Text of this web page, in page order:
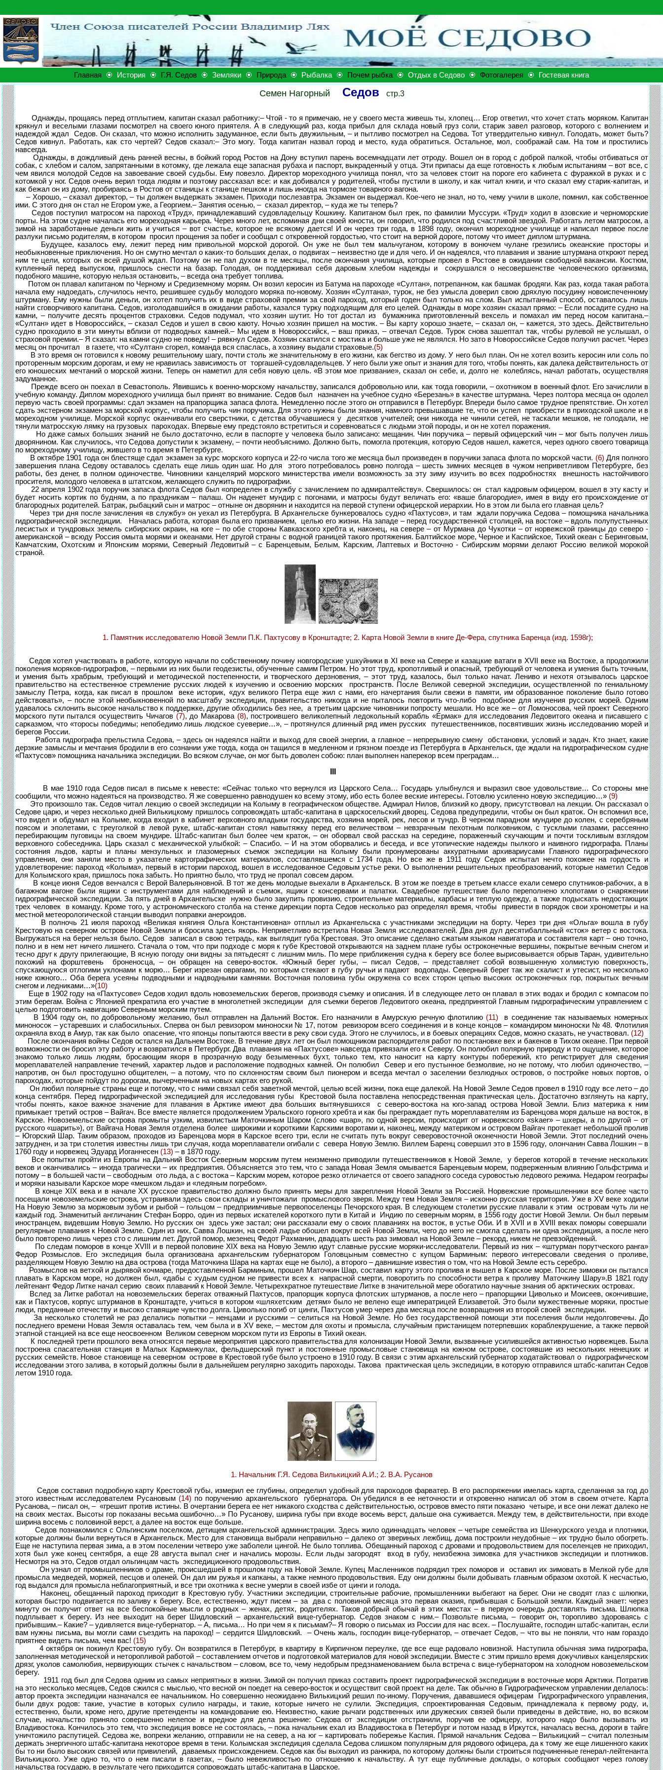
Главная История Г.Я. Седов Земляки Природа Рыбалка Почем рыбка Отдых в Седово Фотогалерея Гостевая книга
Семен Нагорный Седов стр.3
Однажды, прощаясь перед отплытием, капитан сказал работнику:– Чтой - то я примечаю, не у своего места живешь ты, хлопец… Егор ответил, что хочет стать моряком. Капитан
крякнул и веселыми глазами посмотрел на своего юного приятеля. А в следующий раз, когда прибыл для склада новый груз соли, старик завел разговор, которого с волнением и
надеждой ждал Седов. Он сказал, что можно исполнить задуманное, если быть двужильным, – и пытливо посмотрел на Седова. Тот утвердительно кивнул. Голодать, может быть?
Седов кивнул. Работать, как сто чертей? Седов сказал:– Это могу. Тогда капитан назвал город и место, куда обратиться. Остальное, мол, соображай сам. На том и простились
навсегда.
Однажды, в дождливый день ранней весны, в бойкий город Ростов на Дону вступил парень восемнадцати лет отроду. Вошел он в город с доброй палкой, чтобы отбиваться от
собак, с хлебом и салом, запрятанными в котомку, где лежала еще запасная рубаха и паспорт, выкраденный у отца. Эти припасы да еще готовность к любым испытаниям – вот все, с
чем явился молодой Седов на завоевание своей судьбы. Ему повезло. Директор мореходного училища понял, что за человек стоит на пороге его кабинета с фуражкой в руках и с
котомкой у ног. Седов очень верил тогда людям и поэтому рассказал все: и как добивался у родителей, чтобы пустили в школу, и как читал книги, и что сказал ему старик-капитан, и
как бежал он из дому, пробираясь в Ростов от станицы к станице пешком и лишь иногда на тормозе товарного вагона.
– Хорошо, – сказал директор, – ты должен выдержать экзамен. Приходи послезавтра. Экзамен он выдержал. Кое-чего не знал, но то, чему учили в школе, помнил, как собственное
ими. С этого дня он стал не Егором уже, а Георгием.– Занятия осенью, – сказал директор, – куда же ты теперь?
Седов поступил матросом на пароход «Труд», принадлежавший судовладельцу Кошкину. Капитаном был грек, по фамилии Муссури. «Труд» ходил в азовские и черноморские
порты. На этом судне началась его мореходная карьера. Через много лет, вспоминая дни своей юности, он говорил, что родился под счастливой звездой. Работать летом матросом, а
зимой на заработанные деньги жить и учиться – вот счастье, которое не всякому дается! И он через три года, в 1898 году, окончил мореходное училище и написал первое после
разлуки письмо родителям, в котором просил прощения за побег и сообщал с откровенной гордостью, что стоит на верной дороге, потому что имеет диплом штурмана.
Будущее, казалось ему, лежит перед ним привольной морской дорогой. Он уже не был тем мальчуганом, которому в вонючем чулане грезились океанские просторы и
необыкновенные приключения. Но он смутно мечтал о каких-то больших делах, о подвигах – неизвестно где и для чего. И он надеялся, что плавания и звание штурмана откроют перед
ним те цели, которых он всей душой ждал. Поэтому он не пал духом в те месяцы, после окончания училища, которые провел в Ростове в ожидании свободной вакансии. Костюм,
купленный перед выпуском, пришлось снести на базар. Голодая, он поддерживал себя даровым хлебом надежды и сокрушался о несовершенстве человеческого организма,
подобного машине, которую нельзя остановить, – всегда она требует топлива.
Потом он плавал капитаном по Черному и Средиземному морям. Он возил керосин из Батума на пароходе «Султан», потрепанном, как башмак бродяги. Как раз, когда такая работа
начала ему надоедать, случилось нечто, решившее судьбу молодого моряка по-новому. Хозяин «Султана», турок, не без умысла доверил свою дряхлую посудину новоиспеченному
штурману. Ему нужны были деньги, он хотел получить их в виде страховой премии за свой пароход, который годен был только на слом. Выл испытанный способ, оставалось лишь
найти сговорчивого капитана. Седов, изголодавшийся в ожидании работы, казался турку подходящим для его целей. Однажды в море хозяин сказал прямо: – Если посадите судно на
камни, – получите десять процентов страховки. Седов подумал, что хозяин шутит. Но тот достал из бумажника приготовленный вексель и помахал им перед носом капитана.–
«Султан» идет в Новороссийск, – сказал Седов и ушел в свою каюту. Ночью хозяин пришел на мостик. – Вы карту хорошо знаете, – сказал он, – кажется, это здесь. Действительно
судно проходило в эти минуты вблизи от подводных камней.– Мы идем в Новороссийск, – ваш приказ, – отвечал Седов. Турок снова зашептал так, чтобы рулевой не услышал, о
страховой премии.– Я сказал: на камни судно не поведу! – рявкнул Седов. Хозяин скатился с мостика и больше уже не являлся. Но зато в Новороссийске Седов получил расчет. Через
месяц он прочитал в газете, что «Султан» сгорел, команда вся спаслась, а хозяину выдали страховые.(5)
В это время он готовился к новому решительному шагу, почти столь же значительному в его жизни, как бегство из дому. У него был план. Он не хотел возить керосин или соль по
проторенным морским дорогам, и ему не нравилась зависимость от торгашей-судовладельцев. У него были уже опыт и знания для того, чтобы понять, как далека действительность от
его юношеских мечтаний о морской жизни. Теперь он наметил для себя новую цель. «В этом мое призвание», сказал он себе, и, долго не колеблясь, начал работать, осуществляя
задуманное.
Прежде всего он поехал в Севастополь. Явившись к военно-морскому начальству, записался добровольно или, как тогда говорили, – охотником в военный флот. Его зачислили в
учебную команду. Диплом мореходного училища был принят во внимание. Седов был назначен на учебное судно «Березань» в качестве штурмана. Через полтора месяца он одолел
первую часть своей программы: сдал экзамен на прапорщика запаса флота. Немедленно после этого он отправился в Петербург. Впереди было самое трудное препятствие. Он хотел
сдать экстерном экзамен за морской корпус, чтобы получить чин поручика. Для этого нужны были знания, намного превышавшие те, что он успел приобрести в приходской школе и в
мореходном училище. Морской корпус оканчивали его сверстники, с детства обучавшиеся у десятков учителей; они никогда не чинили сетей, не таскали мешков, не голодали, не
тянули матросскую лямку на грузовых пароходах. Впервые ему предстояло встретиться и соревноваться с людьми этой породы, и он не хотел поражения.
Но даже самых больших знаний не было достаточно, если в паспорте у человека было записано: мещанин. Чин поручика – первый офицерский чин – мог быть получен лишь
дворянином. Как случилось, что Седова допустили к экзамену, – почти необъяснимо. Должно быть, помогла протекция, которую Седов нашел, кажется, через одного своего товарища
по мореходному училищу, жившего в то время в Петербурге.
В октябре 1901 года он блестяще сдал экзамен за курс морского корпуса и 22-го числа того же месяца был произведен в поручики запаса флота по морской части. (6) Для полного
завершения плана Седову оставалось сделать еще лишь один шаг. Но для этого потребовалось ровно полгода – шесть зимних месяцев в чужом неприветливом Петербурге, без
работы, без денег, в полном одиночестве. Чиновники канцелярий морского министерства имели возможность за эту зиму изучить во всех подробностях внешность настойчивого
просителя, молодого человека в штатском, желающего служить по гидрографии.
22 апреля 1902 года поручик запаса флота Седов был «определен в службу с зачислением по адмиралтейству». Свершилось: он стал кадровым офицером, вошел в эту касту и
будет носить кортик по будням, а по праздникам – палаш. Он наденет мундир с погонами, и матросы будут величать его: «ваше благородие», имея в виду его происхождение от
благородных родителей. Батрак, рыбацкий сын и матрос – отныне он дворянин и находится на первой ступени офицерской иерархии. Но в этом ли была его главная цель?
Через три дня после зачисления «в службу» он уехал из Петербурга. В Архангельске бункеровалось судно «Пахтусов», и там ждали поручика Седова – помощника начальника
гидрографической экспедиции. Началась работа, которая была его призванием, целью его жизни. На западе – перед государственной столицей, на востоке – вдоль полупустынных
лесистых и тундровых земель сибирских окраин, на юге – по обе стороны Кавказского хребта и, наконец, на севере – от Мурмана до Чукотки – от норвежской границы до северо -
американской – всюду Россия омыта морями и океанами. Нет другой страны с водной границей такого протяжения. Балтийское море, Черное и Каспийское, Тихий океан с Беринговым,
Камчатским, Охотским и Японским морями, Северный Ледовитый – с Баренцевым, Белым, Карским, Лаптевых и Восточно - Сибирским морями делают Россию великой морокой
страной.
1. Памятник исследователю Новой Земли П.К. Пахтусову в Кронштадте; 2. Карта Новой Земли в книге Де-Фера, спутника Баренца (изд. 1598г);
Седов хотел участвовать в работе, которую начали по собственному почину новгородские ушкуйники в XI веке на Севере и казацкие ватаги в XVII веке на Востоке, а продолжили
поколения моряков-гидрографов, – первыми из них были геодезисты, обученные самим Петром. Но этот труд, кропотливый и опасный, требующий от человека и умения быть точным,
и умения быть храбрым, требующий и методической постепенности, и творческого дерзновения, – этот труд, казалось, был только начат. Лениво и нехотя отзывалось царское
правительство на естественное стремление русских людей к изучению и освоению морских пространств. После Великой северной экспедиции, осуществленной по гениальному
замыслу Петра, когда, как писал в прошлом веке историк, «дух великого Петра еще жил с нами, его начертания были свежи в памяти, им образованное поколение было готово
действовать», – после этой необыкновенной по масштабу экспедиции, правительство никогда и не пыталось повторить что-либо подобное для изучения русских морей. Одним
удавалось склонить высокое начальство к поддержке, другие обходились без нее, а третьим царские чиновники попросту мешали. Но все же – от Ломоносова, чей проект Северного
морского пути пытался осуществить Чичагов (7), до Макарова (8), построившего великолепный ледокольный корабль «Ермак» для исследования Ледовитого океана и писавшего с
сарказмом, что «торосы победимы; непобедимо лишь людское суеверие…», – протянулся длинный ряд имен русских путешественников, посвятивших жизнь исследованию морей и
берегов России.
Работа гидрографа прельстила Седова, – здесь он надеялся найти и выход для своей энергии, а главное – непрерывную смену обстановки, условий и задач. Кто знает, какие
дерзкие замыслы и мечтания бродили в его сознании уже тогда, когда он тащился в медленном и грязном поезде из Петербурга в Архангельск, где ждали на гидрографическом судне
«Пахтусов» помощника начальника экспедиции. Во всяком случае, он мог быть доволен собою: план выполнен наперекор всем преградам…
В мае 1910 года Седов писал в письме к невесте: «Сейчас только что вернулся из Царского Села… Государь улыбнулся и выразил свое удовольствие… Со стороны мне
сообщили, что можно надеяться на производство. Я же совершенно равнодушен ко всему этому, ибо есть более веские интересы. Готовлю усиленно новую экспедицию…» (9)
Это произошло так. Седов читал лекцию о своей экспедиции на Колыму в географическом обществе. Адмирал Нилов, близкий ко двору, присутствовал на лекции. Он рассказал о
Седове царю, и через несколько дней Вилькицкому пришлось сопровождать штабс-капитана в царскосельский дворец. Седова предупредили, чтобы он был краток. Он вспомнил все,
что видел и обдумал на Колыме, когда входил в кабинет верховного владыки государства, хозяина морей, рек, лесов и тундр. В черном парадном мундире до колен, с серебряным
поясом и эполетами, с треуголкой в левой руке, штабс-капитан стоял навытяжку перед его величеством – невзрачным пехотным полковником, с тусклыми глазами, рассеянно
перебирающим пуговицы на своем мундире. Штабс-капитан был более чем краток, – он оборвал свой рассказ на середине, пораженный скучающим и почти тоскливым взглядом
верховного собеседника. Царь сказал с механической улыбкой: – Спасибо. – И на этом оборвались и беседа, и все утопические надежды пылкого и наивного гидрографа. Планы
состояния льдов, карты и планы мензульных и глазомерных съемок экспедиции на Колыму были пронумерованы аккуратными архивариусами Главного гидрографического
управления, они заняли место в указателе картографических материалов, составлявшемся с 1734 года. Но все же в 1911 году Седов испытал нечто похожее на гордость и
удовлетворение: пароход «Колыма», первый в истории пароход, вошел в исследованное Седовым устье реки. О выполнении решительных преобразований, которые наметил Седов
для Колымского края, пришлось пока забыть. Но приятно было, что труд не пропал совсем даром.
В конце июня Седов венчался с Верой Валерьяновной. В тот же день молодые выехали в Архангельск. В этом же поезде в третьем классе ехали семеро спутников-рабочих, а в
багажном вагоне были ящики с инструментами для наблюдений и съемок, ящики с консервами и палатки. Свадебное путешествие было переполнено хлопотами о снаряжении
гидрографической экспедиции. За пять дней в Архангельске нужно было закупить провизию, строительные материалы, карбасы и теплую одежду, а также подыскать недостающих
трех человек в команду. Кроме того, у астрономического столба на стенке дирекции порта Седов несколько раз определял время, чтобы привести в порядок свои хронометры и на
местной метеорологической станции выводил поправки анероидов.
В полночь 21 июля пароход «Великая княгиня Ольга Константиновна» отплыл из Архангельска с участниками экспедиции на борту. Через три дня «Ольга» вошла в губу
Крестовую на северном острове Новой Земли и бросила здесь якорь. Неприветливо встретила Новая Земля исследователей. Два дня дул десятибалльный «сток» ветер с востока.
Выгружаться на берег нельзя было. Седов записал в свою тетрадь, как выглядит губа Крестовая. Это описание сделано сжатым языком навигатора и составителя карт – оно точно,
полно и в нем нет ничего лишнего. Стачала о том, что при подходе с моря к губе Крестовой открываются на заднем плане губы остроконечные вершины, покрытые вечным снегом и
тесно друг к другу прилегающие, В ясную погоду они видны за пятьдесят с лишним миль. По мере приближения судна к берегу все более вырисовывается обрыв Таран, удивительно
похожий на форштевень броненосца, – он обращен на северо-восток. «Южный берег губы, – писал Седов, – представляет собой возвышенную холмистую поверхность,
спускающуюся отлогими уклонами к морю… Берег изрезан оврагами, по которым стекают в губу ручьи и падают водопады. Северный берег так же скалист и утесист, но несколько
ниже южного… Оба берега усеяны подводными и надводными камнями. Восточная половина губы окружена со всех сторон цепью высоких остроконечных гор, покрытых вечным
снегом и ледниками…»(10)
Еще в 1902 году на «Пахтусове» Седов ходил вдоль новоземельских берегов, производя съемку и описания. И в следующее лето он плавал в этих водах и бродил с компасом по
этим берегам. Война с Японией прекратила его участие в многолетней экспедиции для съемки берегов Ледовитого океана, предпринятой Главным гидрографическим управлением с
целью подготовить навигацию Северным морским путем.
В 1904 году он, по добровольному желанию, был отправлен на Дальний Восток. Его назначили в Амурскую речную флотилию (11)
в соединение так называемых номерных
миноносок – устаревших и слабосильных. Сперва он был ревизором миноноски № 17, потом ревизором всего соединения и в конце концов – командиром миноноски № 48. Флотилия
охраняла вход в Амур, так как было опасение, что японцы попытаются ввести в реку свои суда. Этого не случилось, и в боевых операциях Седов, можно сказать, не участвовал. (12)
После окончания войны Седов остался на Дальнем Востоке. В течение двух лет он был помощником распорядителя работ по постановке вех и бакенов в Тихом океане. При первой
возможности он бросил эту работу и возвратился в Петербург. Два плавания на «Пахтусове» навсегда привязали его к Северу. Он полюбил полярную природу и то ощущение, которое
знакомо только лишь людям, бросающим якоря в прозрачную воду безыменных бухт, только тем, кто наносит на карту контуры побережий, кто регистрирует для сведения
мореплавателей направление течений, характер льдов и расположение подводных камней. Он полюбил Север и его пустынное безмолвие, но не потому, что любил одиночество, –
напротив, он был простодушно общителен, – а потому, что по склонностям своим был пионером и всегда мечтал о заселении безлюдных островов, о постройке новых портов, о
пароходах, которые пойдут по дорогам, вычерченным на новых картах его рукой.
Он любил полярные страны еще и потому, что с ними связал себя заветной мечтой, целью всей жизни, пока еще далекой. На Новой Земле Седов провел в 1910 году все лето – до
конца сентября. Перед гидрографической экспедицией для исследования губы Крестовой была поставлена непосредственная практическая цель. Достаточно взглянуть на карту,
чтобы понять, какое важное значение для плавания в Арктике имеют два больших вытянувшихся с северо-востока на юго-запад острова Новой Земли. Близ материка к ним
примыкает третий остров – Вайгач. Все вместе является продолжением Уральского горного хребта и как бы преграждает путь мореплавателям из Баренцова моря дальше на восток, в
Карское. Новоземельские острова промыты узким, извилистым Маточкиным Шаром (слово «шар», по одной версии, происходит от норвежского «skaer» – шхеры, а по другой – от
русского «шарить»), от Вайгача Новая Земля отделена более широкими и короткими Карскими воротами и, наконец, между материком и островом Вайгач протекает небольшой пролив
– Югорский Шар. Таким образом, проходов из Баренцова моря в Карское всего три, если не считать путь вокруг северовосточной оконечности Новой Земли. Этот последний очень
затруднен, и за три столетия известны лишь три случая, когда мореплаватели огибали с севера Новую Землю. Виллем Баренц совершил это в 1596 году, олончанин Савва Лошкин – в
1760 году и норвежец Эдуард Иоганнесен (13) – в 1870 году.
Все попытки пройти из Европы на Дальний Восток Северным морским путем неизменно приводили путешественников к Новой Земле, у берегов которой в течение нескольких
веков и оканчивались – иногда трагически – их предприятия. Объясняется это тем, что с запада Новая Земля омывается Баренцевым морем, подверженным влиянию Гольфстрима и
потому – в большей части – свободным ото льда, а с востока – Карским морем, которое резко отличается от своего западного соседа суровостью ледового режима. Недаром географы
и моряки называли Карское море «мешком льда» и «ледяным погребом».
В конце XIX века и в начале XX русское правительство должно было принять меры для закрепления Новой Земли за Россией. Норвежские промышленники все более часто
посещали новоземельские острова, устраивали здесь свои склады и уничтожали промыслового зверя. Между тем Новая Земля – исконно русская территория. Уже в XV веке ходили
На Новую Землю за моржовым зубом и рыбой – гольцом – предприимчивые первопоселенцы Печорского края. В следующем столетии русские плавали к этим островам чуть ли не
каждый год. Знаменитый англичанин Стефан Борро, один из первых искателей короткого пути в Китай и Индию по северным морям, в 1556 году достиг Новой Земли. Он был первым
иностранцем, видевшим Новую Землю. Но русских он здесь уже застал; они рассказали ему о своих плаваниях на восток, в устье Оби. И в XVII и в XVIII веках поморы совершали
регулярные плавания к Новой Земле. Один из них, Савва Лошкин, на своей ладье обошел вокруг всей Новой Земли, чего до него не смогла сделать ни одна экспедиция, а после него
было повторено лишь через сто с лишним лет. Другой помор, мезенец Федот Рахманин, двадцать шесть раз зимовал на Новой Земле – рекорд, никем не превзойденный.
По следам поморов в конце XVIII и в первой половине XIX века на Новую Землю идут славные русские моряки-исследователи. Первый из них – «штурман порутческого ранга»
Федор Розмыслов. Его экспедиция была организована архангельским губернатором Головцыным совместно с купцом Барминым: первого интересовали сведения о проливе,
разделяющем Новую Землю на два острова (тогда Маточкина Шара на картах еще не было), а второго – давнишние известия о том, что на Новой Земле есть серебро.
Розмыслов на ветхой и дырявой кочмаре, предоставленной Барминым, прошел Маточкин Шар, составил карту этого пролива и вышел в Карское море. После зимовки он пытался
плавать в Карском море, но должен был, «дабы с худым судном не привести всех к напрасной смерти, поворотить по способности ветра к проливу Маточкину Шару».В 1821 году
лейтенант Федор Литке начал серию своих плаваний к Новой Земле. Четырехкратное путешествие Литке в значительной мере обогатило научные знания об арктических островах.
Вслед за Литке работал на новоземельских берегах отважный Пахтусов, прапорщик корпуса флотских штурманов, а после него – прапорщики Циволько и Моисеев, окончившие,
как и Пахтусов, корпус штурманов в Кронштадте, учиться в котором «шляхетским детям» было не велено еще императрицей Елизаветой. Это были мужественные моряки, простые
люди, преданные отечеству и высоко ставящие чувство долга. Циволько погиб от цинги, Пахтусов умер через два месяца после возвращения из второй своей экспедиции.
За несколько столетий не раз делались попытки – ненцами и русскими – селиться на Новой Земле. Но без государственной помощи эти поселения были недолговечны. До
последнего времени Новая Земля оставалась тем, чем была и в XV веке, – местом для охоты и промысла, случайным пристанищем потерпевших кораблекрушение, а также первой
этапной станцией на все еще неосвоенном Великом северном морском пути из Европы в Тихий океан.
К последней трети прошлого века относятся первые мероприятия царского правительства для колонизации Новой Земли, вызванные усилившейся активностью норвежцев. Была
построена спасательная станция в Малых Карманкулах, фельдшерский пункт и постоянные промысловые становища на южном острове, состоявшие из нескольких ненецких и
русских семейств. Новое становище на северном острове в Крестовой губе было устроено в 1910 году. В связи с этим архангельский губернатор ходатайствовал о гидрографическом
исследовании этого залива, в который должны были в дальнейшем регулярно заходить пароходы. Такова практическая цель экспедиции, в которую отправился штабс-капитан Седов
летом 1910 года.
1. Начальник Г.Я. Седова Вилькицкий А.И.; 2. В.А. Русанов
Седов составил подробную карту Крестовой губы, измерил ее глубины, определил удобный для пароходов фарватер. В его распоряжении имелась карта, сделанная за год до
этого известным исследователем Русановым (14) по поручению архангельского губернатора. Он убедился в ее неточности и откровенно написал об этом в своем отчете. Карта
Русанова, – писал он, – «грешит против истины. В очертании берега ее нет никакого сходства с действительностью, островов вместо пяти показано четыре, и все они лежат далеко не
на своих местах. Высоты гор показаны весьма ошибочно…» По Русанову, ширина губы при входе восемь верст, дальше она суживается. Между тем, в действительности, при входе
ширина восемь с половиной верст, а далее на восток еще больше.
Седов познакомился с Ольгинским поселком, детищем архангельской администрации. Здесь жило одиннадцать человек – четыре семейства из Шенкурского уезда и плотники,
которые должны были вернуться в Архангельск. Место для становища выбрали неправильно – далеко от звериных лежбищ, дома построили неудобные – их трудно было обогреть.
Еще не наступила первая зима, а в этом поселении четверо уже заболели цингой. Не было топлива. Обещанный пароход с дровами и продовольствием для поселенцев не приходил,
хотя был уже конец сентября, а еще 28 августа выпал снег и начались морозы. Если льды загородят вход в губу, неизбежна зимовка для участников экспедиции и плотников.
Несмотря на это, Седов отдал ольгинцам часть экспедиционного продовольствия.
Он узнал от промышленников о драме, происшедшей в прошлом году на Новой Земле. Купец Масленников подрядил трех поморов и оставил их зимовать в Мелкой губе для
промысла медведей, моржей, песцов и оленей. Он дал им ружья и капканы, а также немного продовольствия. Еду они должны были добывать главным образом охотой. К несчастью,
год выдался для промысла неблагоприятный, и все три охотника к весне умерли в своей избе от цинги и голода.
Наконец, обещанный пароход приходит в Крестовую губу. Участники экспедиции, строительные рабочие, промышленники выбегают на берег. Они не сводят глаз с шлюпки,
которая быстро подвигается по заливу к берегу. Все, естественно, ждут писем – за два с половиной месяца это первая оказия, прибывшая с Большой земли. Каждый знает: через
минуту он получит ответ на все беспокойные мысли о родных – женах, детях, родителях. Таков добрый обычай в этих местах – в первую очередь доставлять письма. Шлюпка
подплывает к берегу. Из нее выходит на берег Шидловский – архангельский вице-губернатор. Седов знаком с ним.– Позвольте письма, – говорит он, торопливо здороваясь с
прибывшим.– Какие? – удивляется вице-губернатор. – А, письма… Но при чем я к письмам?– Я говорю о письмах из России для нас всех. – Послушайте, господин штабс-капитан, если
вам нужны письма, вы могли сами съездить на пароход! – сердится Шидловский. – Очень жаль, господин вице-губернатор, – отвечает Седов, – что вы не поняли, что нам гораздо
приятнее видеть письма, чем вас! (15)
4 октября он покинул Крестовую губу. Он возвратился в Петербург, в квартиру в Кирпичном переулке, где все еще радовало новизной. Наступила обычная зима гидрографа,
заполненная методической и неторопливой работой – составлением отчетов и подготовкой материалов для новой экспедиции. Вместе с этим пришло время докучливых канцелярских
дрязг, уколов самолюбия, нервирующих стычек с начальством – словом, все то, чему недобрым предзнаменованием была встреча с вице-губернатором на холодном новоземельском
берегу.
1911 год был для Седова одним из самых неприятных в жизни. Зимой он получил приказ составить проект гидрографической экспедиции в восточные моря Арктики. Потратив
на это несколько месяцев, Седов сжился с мыслью, что весной он поедет на северо-восток и осуществит свой проект на деле. Так обычно в Гидрографическом управлении делалось:
автор проекта экспедиции назначался ее начальником. Но совершенно неожиданно Вилькицкий решил по-иному. Поручения, дававшиеся офицерам Гидрографического управления,
были двух родов: такие, участие в которых сулило награды, и такие, которые ничего не сулили. Экспедиция, спроектированная Седовым, принадлежала к первому роду, и,
естественно, были, кроме него, другие претенденты на командование ею. Неизвестно, какие рычаги родственных или дружеских связей были приведены в действие, но, во всяком
случае, начальство приняло совершенно нелепое и вредное для дела решение: Седова от экспедиции отстранили, поручив ее офицеру, которого надо было вызывать из
Владивостока. Кончилось это тем, что экспедиция вовсе не состоялась, – пока начальник ехал из Владивостока в Петербург и потом назад в Иркутск, началась весна, дороги в тайге
уничтожило распутицей. Седова же, вопреки желанию, отправили не на север, а на юг – картировать побережье Каспия. Прямой начальник Седова – Вилькицкий – считал полезным
держать энергичного штабс-капитана некоторое время в тени. Колымская экспедиция сделала Седова слишком популярным для рядового офицера, да к тому же еще лишенного каких
бы то ни было высоких связей или привилегий, даваемых происхождением. Седов как бы выходил из ранжира, по которому должны были строиться подчиненные генерал-лейтенанта
Вилькицкого. Уже одно то, что о нем писали в газетах, – было невежливостью по отношению к начальству. А тут еще публичные доклады, о которых сообщают через голову
начальства государю, в результате чего приходится сопровождать штабс-капитана в Царское.